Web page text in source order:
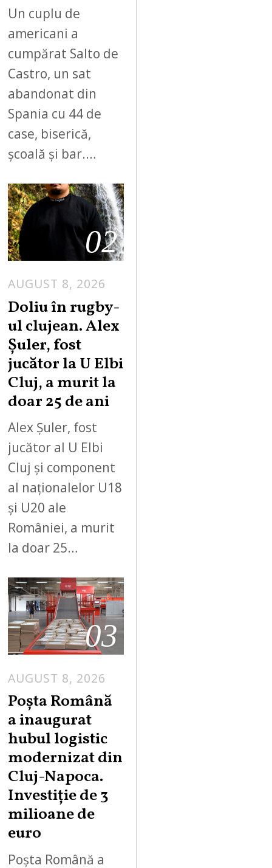
Un cuplu de
americani a
cumpărat Salto de
Castro, un sat
abandonat din
Spania cu 44 de
case, biserică,
școală și bar.…
02
AUGUST 8, 2026
Doliu în rugby-
ul clujean. Alex
Șuler, fost
jucător la U Elbi
Cluj, a murit la
doar 25 de ani
Alex Șuler, fost
jucător al U Elbi
Cluj și component
al naționalelor U18
și U20 ale
României, a murit
la doar 25…
03
AUGUST 8, 2026
Poșta Română
a inaugurat
hubul logistic
modernizat din
Cluj-Napoca.
Investiție de 3
milioane de
euro
Poșta Română a